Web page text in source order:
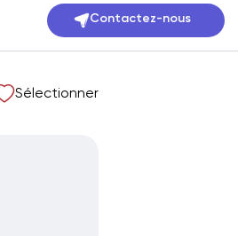
Contactez-nous
Sélectionner